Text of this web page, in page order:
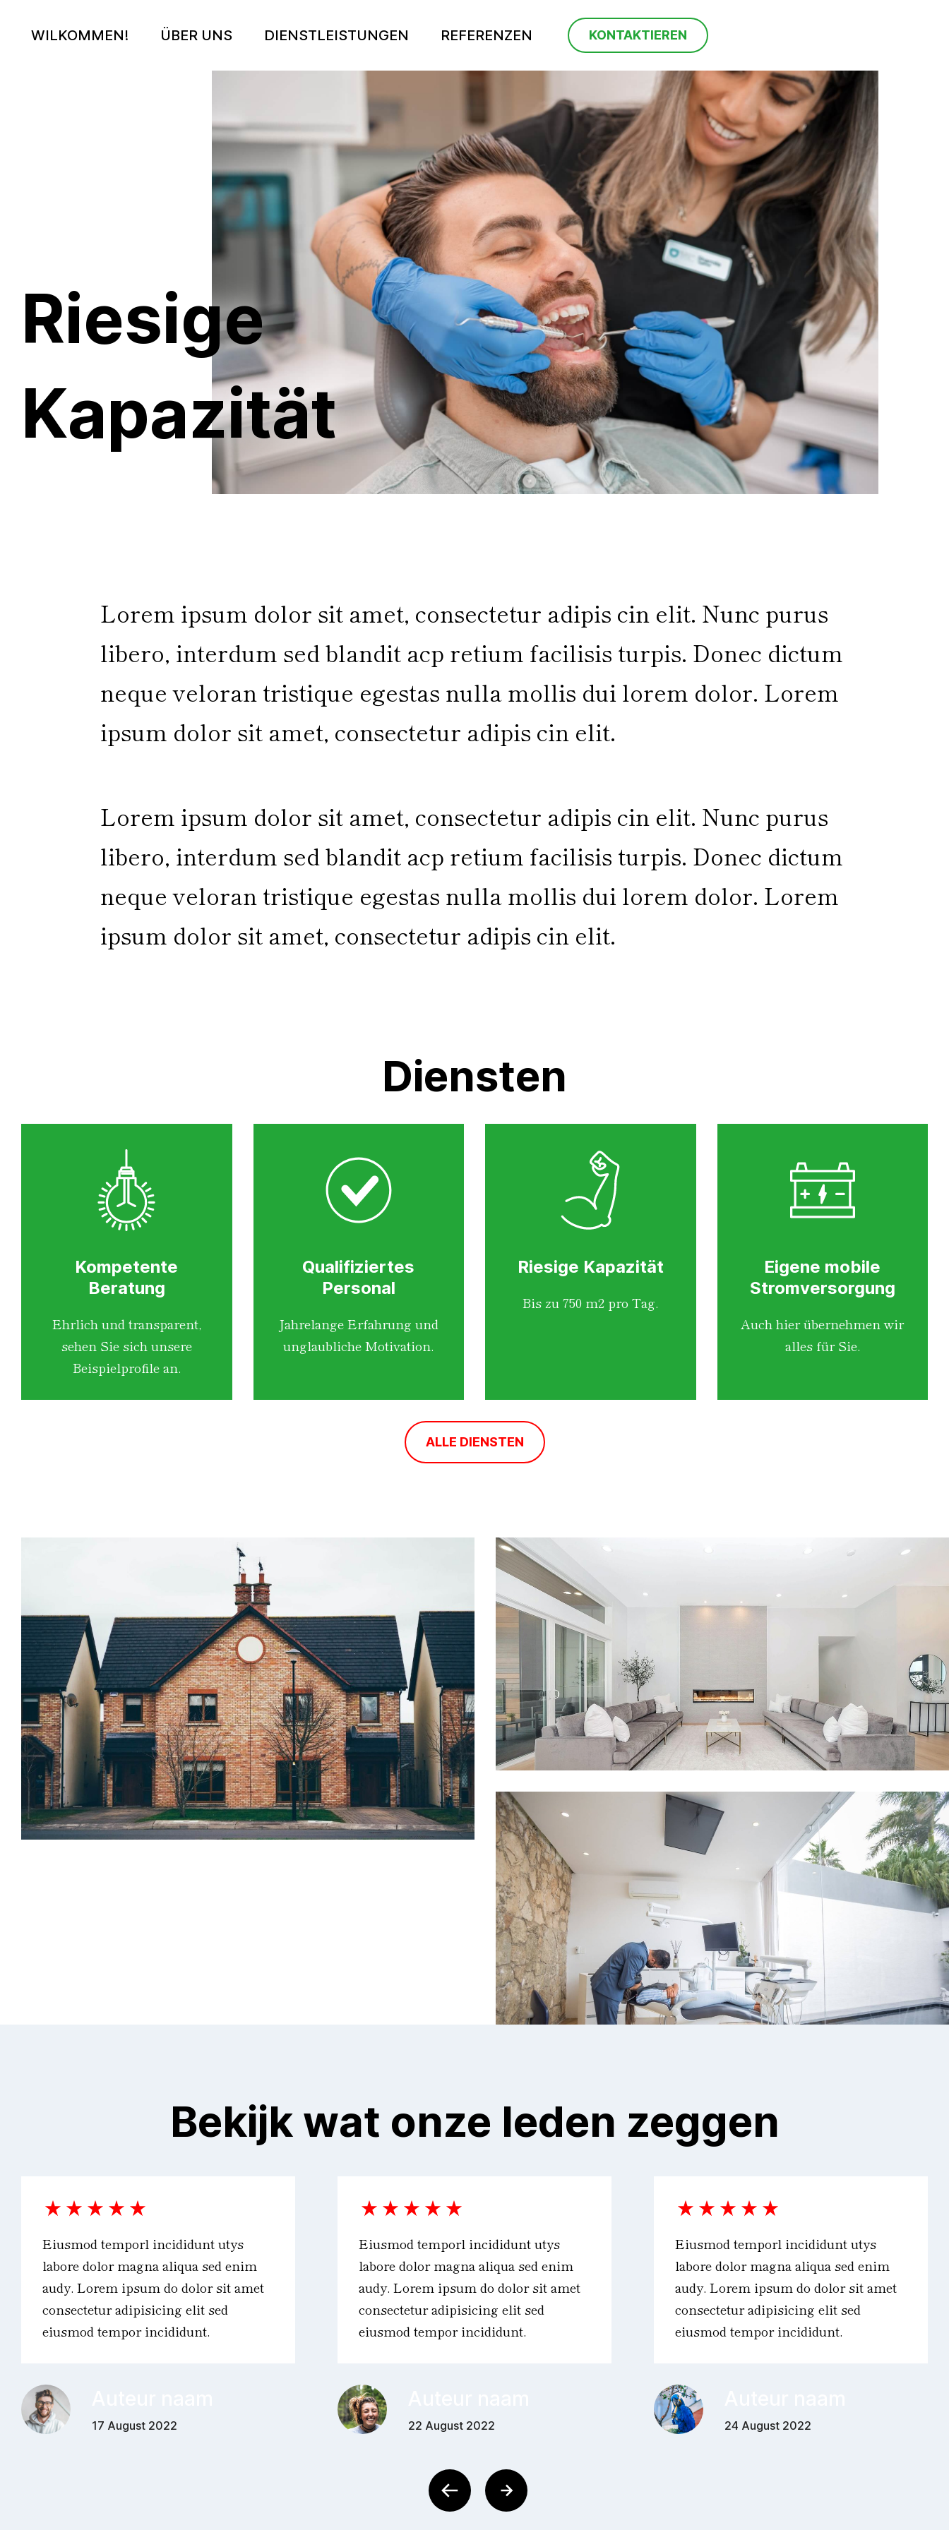
WILKOMMEN! ÜBER UNS DIENSTLEISTUNGEN REFERENZEN KONTAKTIEREN
Riesige
Kapazität
Lorem ipsum dolor sit amet, consectetur adipis cin elit. Nunc purus
libero, interdum sed blandit acp retium facilisis turpis. Donec dictum
neque veloran tristique egestas nulla mollis dui lorem dolor. Lorem
ipsum dolor sit amet, consectetur adipis cin elit.
Lorem ipsum dolor sit amet, consectetur adipis cin elit. Nunc purus
libero, interdum sed blandit acp retium facilisis turpis. Donec dictum
neque veloran tristique egestas nulla mollis dui lorem dolor. Lorem
ipsum dolor sit amet, consectetur adipis cin elit.
Diensten
Kompetente
Beratung
Ehrlich und transparent,
sehen Sie sich unsere
Beispielprofile an.
Qualifiziertes
Personal
Jahrelange Erfahrung und
unglaubliche Motivation.
Riesige Kapazität
Bis zu 750 m2 pro Tag.
Eigene mobile
Stromversorgung
Auch hier übernehmen wir
alles für Sie.
ALLE DIENSTEN
Bekijk wat onze leden zeggen
Eiusmod temporl incididunt utys
labore dolor magna aliqua sed enim
audy. Lorem ipsum do dolor sit amet
consectetur adipisicing elit sed
eiusmod tempor incididunt.
17 August 2022
Eiusmod temporl incididunt utys
labore dolor magna aliqua sed enim
audy. Lorem ipsum do dolor sit amet
consectetur adipisicing elit sed
eiusmod tempor incididunt.
22 August 2022
Eiusmod temporl incididunt utys
labore dolor magna aliqua sed enim
audy. Lorem ipsum do dolor sit amet
consectetur adipisicing elit sed
eiusmod tempor incididunt.
24 August 2022